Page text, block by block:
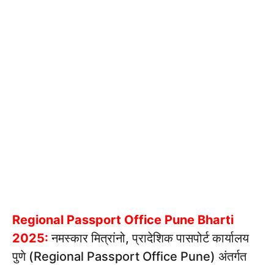
Regional Passport Office Pune Bharti
2025: नमस्कार मित्रांनो, प्रादेशिक पासपोर्ट कार्यालय
पुणे (Regional Passport Office Pune) अंतर्गत